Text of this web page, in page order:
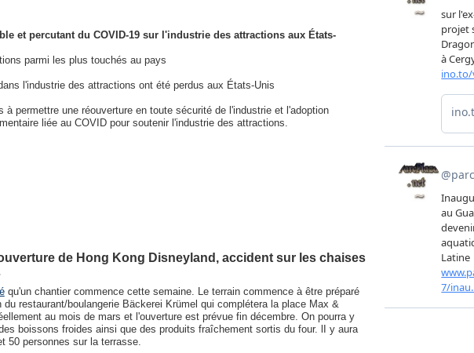
et percutant du COVID-19 sur l'industrie des attractions aux États-
parmi les plus touchés au pays
l'industrie des attractions ont été perdus aux États-Unis
à permettre une réouverture en toute sécurité de l'industrie et l'adoption
liée au COVID pour soutenir l'industrie des attractions.
de Hong Kong Disneyland, accident sur les chaises
qu'un chantier commence cette semaine. Le terrain commence à être préparé
restaurant/boulangerie Bäckerei Krümel qui complétera la place Max &
au mois de mars et l'ouverture est prévue fin décembre. On pourra y
boissons froides ainsi que des produits fraîchement sortis du four. lI y aura
50 personnes sur la terrasse.